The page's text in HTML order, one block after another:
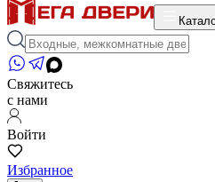
Свяжитесь
с нами
Войти
Избранное